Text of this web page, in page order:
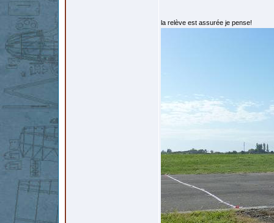
la relève est assurée je pense!